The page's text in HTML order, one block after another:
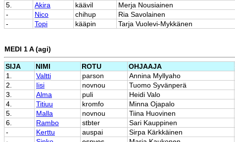
5.
Akira käävil Merja Nousiainen
-
Nico chihup Ria Savolainen
-
Topi kääpin Tarja Vuolevi-Mykkänen
MEDI 1 A (agi)
SIJA NIMI ROTU OHJAAJA
1.
Valtti parson Annina Myllyaho
2.
Iisi novnou Tuomo Syvänperä
3.
Alma puli Heidi Valo
4.
Titiuu kromfo Minna Ojapalo
5.
Malla novnou Tiina Huovinen
6.
Rambo stbter Sari Kauppinen
-
Kerttu auspai Sirpa Kärkkäinen